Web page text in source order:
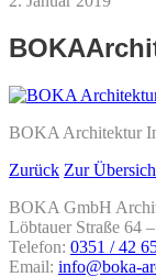
BOKA Architektur
Zurück Zur
BOKA GmbH
Löbtauer Straße 64
Telefon: 0351 / 42
Email: info@boka-